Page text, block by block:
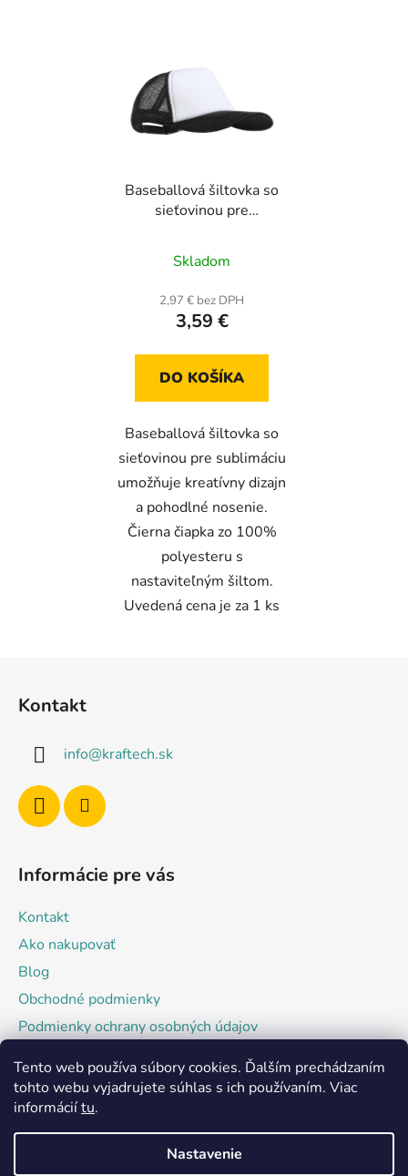
Tento web používa súbory cookies. Ďalším prechádzaním
tohto webu vyjadrujete súhlas s ich používaním. Viac
informáciítu.
Nastavenie
Baseballová šiltovka so
sieťovinou pre
hodnotenie
produktu
je
z
Skladom
2,97 € bez DPH
3,59 €
DO KOŠÍKA
Baseballová šiltovka so
sieťovinou pre sublimáciu
umožňuje kreatívny dizajn
a pohodlné nosenie.
Čierna čiapka zo 100%
polyesteru s
nastaviteľným šiltom.
Uvedená cena je za 1 ks
Kontakt
info@kraftech.sk
Informácie pre vás
Kontakt
Ako nakupovať
Blog
Obchodné podmienky
Podmienky ochrany osobných údajov
Facebook